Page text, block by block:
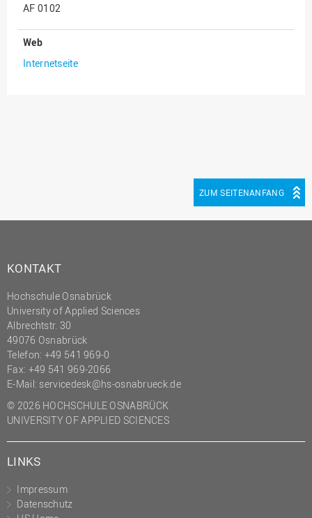
AF 0102
Web
Internetseite
ZUM SEITENANFANG
KONTAKT
Hochschule Osnabrück
University of Applied Sciences
Albrechtstr. 30
49076 Osnabrück
Telefon: +49 541 969-0
Fax: +49 541 969-2066
E-Mail: servicedesk@hs-osnabrueck.de
© 2026 HOCHSCHULE OSNABRÜCK
UNIVERSITY OF APPLIED SCIENCES
LINKS
Impressum
Datenschutz